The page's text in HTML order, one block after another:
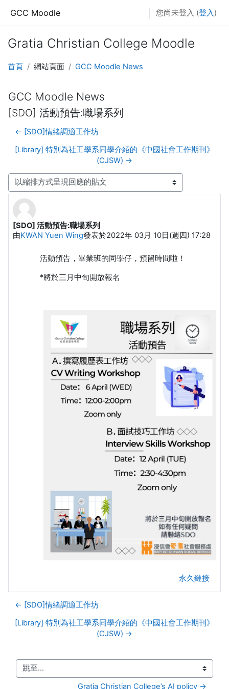
GCC Moodle 您尚未登入 (登入 )
Gratia Christian College Moodle
首頁 網站頁面 GCC Moodle News
GCC Moodle News
[SDO] 活動預告:職場系列
← [SDO]情緒調適工作坊
[Library] 特別為社工學系同學介紹的《中國社會工作期刊》
(CJSW) →
顯示模式
[SDO] 活動預告:職場系列
由KWAN Yuen Wing發表於2022年 03月 10日(週四) 17:28
Number of replies: 0
活動預告，畢業班的同學仔，預留時間啦！
*將於三月中旬開放報名
永久鏈接
← [SDO]情緒調適工作坊
[Library] 特別為社工學系同學介紹的《中國社會工作期刊》
(CJSW) →
跳至...
Gratia Christian College’s AI policy →